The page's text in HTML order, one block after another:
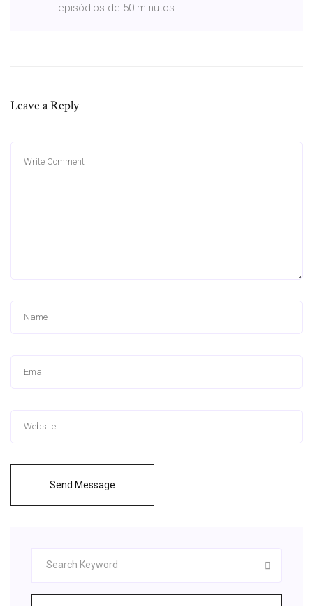
episódios de 50 minutos.
Leave a Reply
Send Message